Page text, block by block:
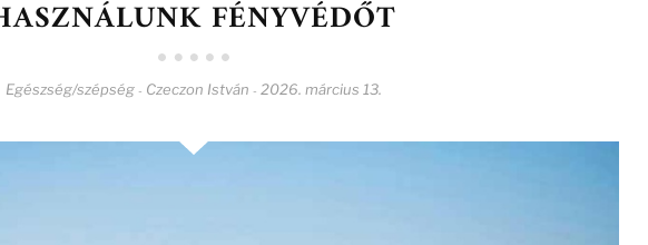
FÉNYVÉDŐT
Egészség/szépség - Czeczon István - 2026. március 13.